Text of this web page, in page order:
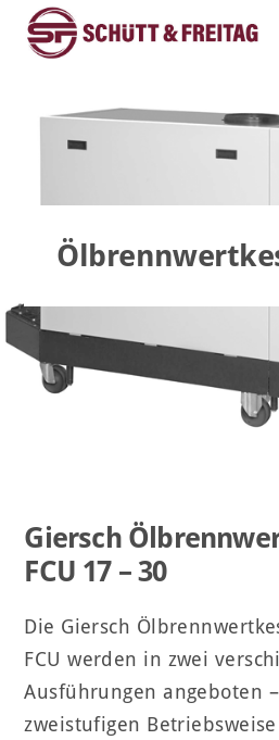
Giersch
FCU 17 – 30
Die Giersch
FCU werden in zwei
Ausführungen angeboten
zweistufigen